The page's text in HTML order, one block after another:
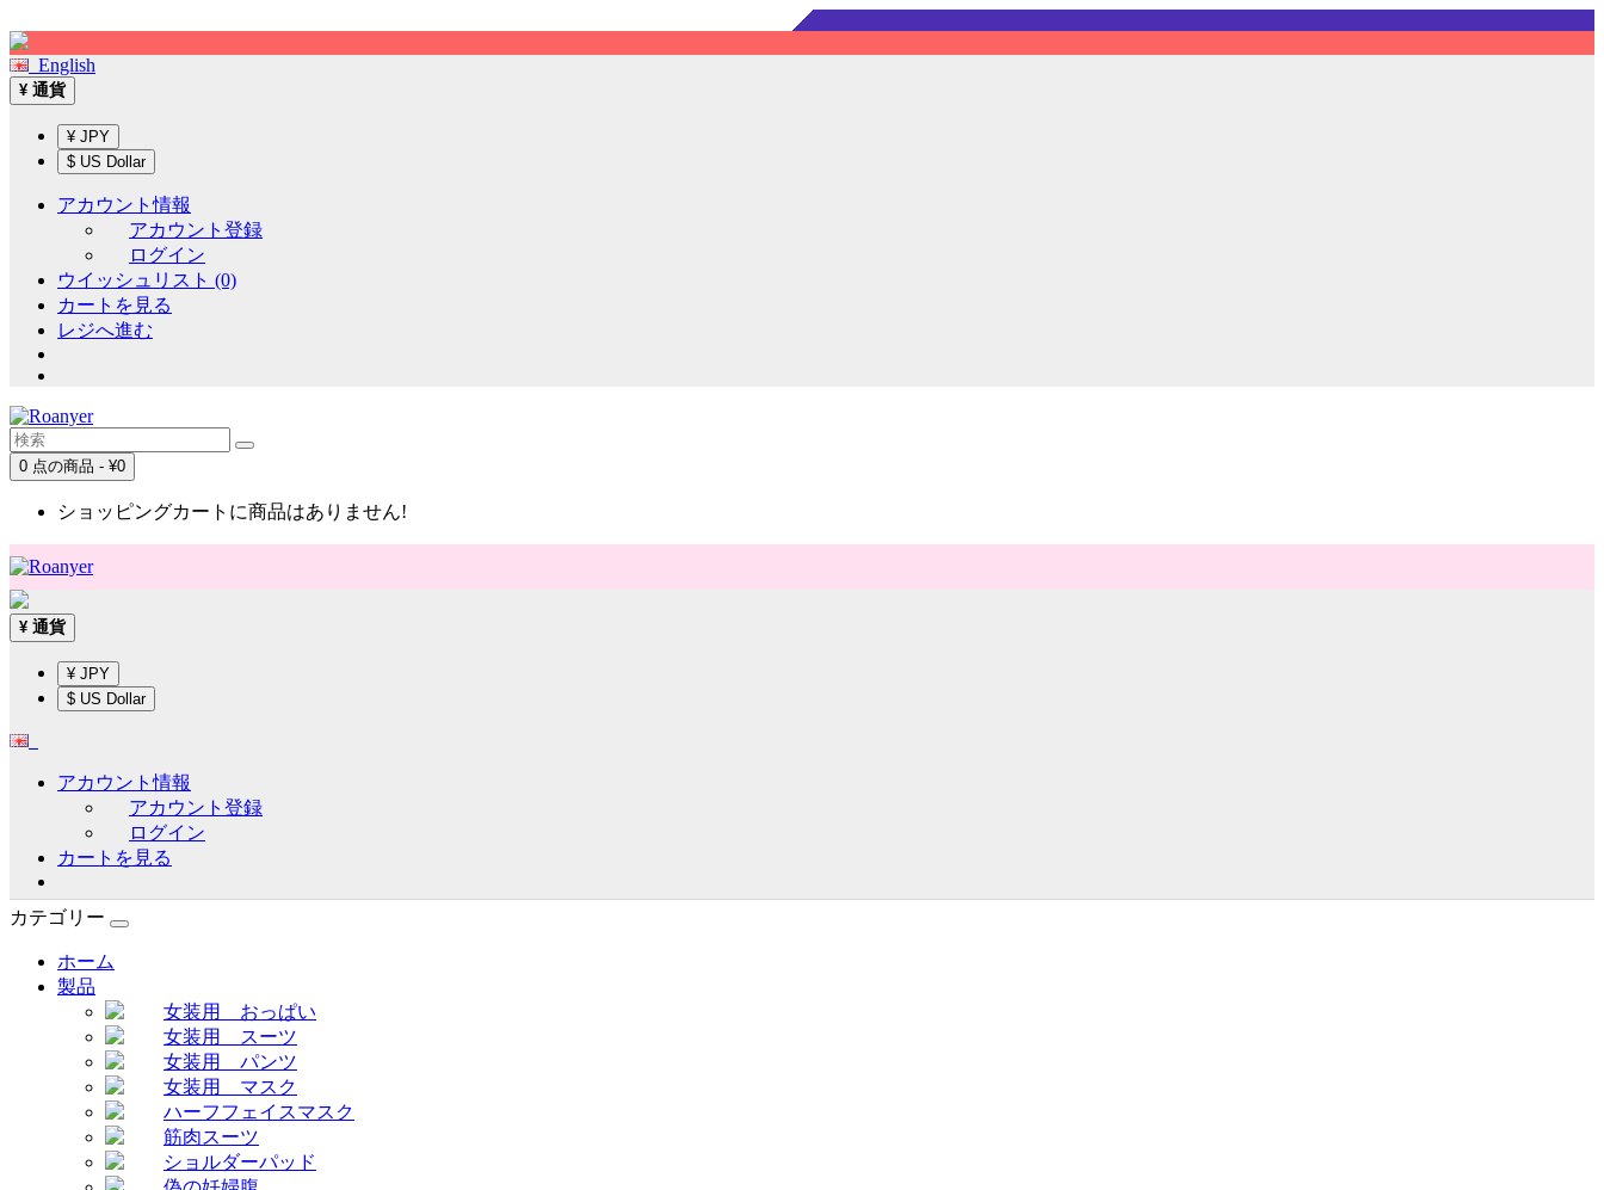
English
¥ 通貨
¥ JPY
$ US Dollar
アカウント情報
アカウント登録
ログイン
ウイッシュリスト (0)
カートを見る
レジへ進む
0 点の商品 - ¥0
ショッピングカートに商品はありません!
¥ 通貨
¥ JPY
$ US Dollar
アカウント情報
アカウント登録
ログイン
カートを見る
カテゴリー
ホーム
製品
女装用 おっぱい
女装用 スーツ
女装用 パンツ
女装用 マスク
ハーフフェイスマスク
筋肉スーツ
ショルダーパッド